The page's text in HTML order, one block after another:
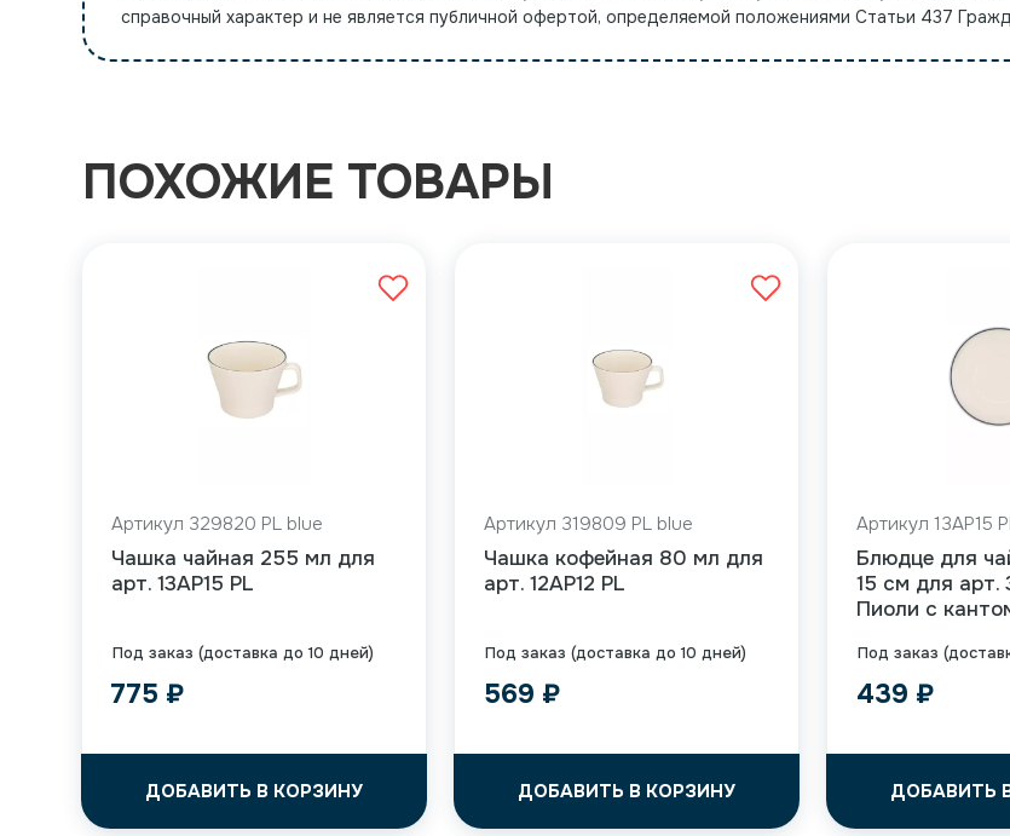
справочный характер и не является публичной офертой, определяемой положениями Статьи 437
ПОХОЖИЕ ТОВАРЫ
Под заказ (доставка до 10 дней)
Артикул 329820 PL blue
Чашка чайная 255 мл для
арт. 13AP15 PL
775 ₽
ДОБАВИТЬ В КОРЗИНУ
Под заказ (доставка до 10 дней)
Артикул 319809 PL blue
Чашка кофейная 80 мл для
арт. 12AP12 PL
569 ₽
ДОБАВИТЬ В КОРЗИНУ
Под заказ
Артикул 13AP15
Блюдце для
15 см для арт.
Пиоли с
439 ₽
ДОБАВИТЬ